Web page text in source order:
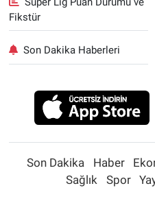
Fikstür
Son Dakika Haberleri
Son Dakika Haber
Sağlık
Spor